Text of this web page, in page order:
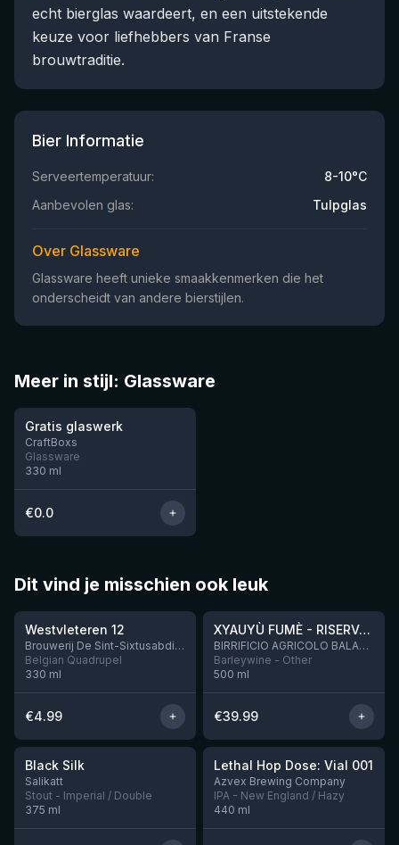
echt bierglas waardeert, en een uitstekende
keuze voor liefhebbers van Franse
brouwtraditie.
Bier Informatie
Serveertemperatuur:
8-10°C
Aanbevolen glas:
Tulpglas
Over Glassware
Glassware heeft unieke smaakkenmerken die het
onderscheidt van andere bierstijlen.
Meer in stijl: Glassware
Gratis glaswerk
CraftBoxs
Glassware
330 ml
€0.0
Dit vind je misschien ook leuk
★4.46
Westvleteren 12
Brouwerij De Sint-Sixtusabdij van Westvleteren
Belgian Quadrupel
330 ml
€4.99
★4.48
XYAUYÙ FUMÈ - RISERVA 2019
BIRRIFICIO AGRICOLO BALADIN - Baladin Indipendente Italian Farm Brewery
Barleywine - Other
500 ml
€39.99
★ 4.53
Black Silk
Salikatt
Stout - Imperial / Double
375 ml
Nog 1
★4.29
Lethal Hop Dose: Vial 001
Azvex Brewing Company
IPA - New England / Hazy
440 ml